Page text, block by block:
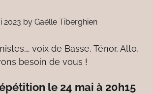
2023 by Gaëlle Tiberghien
voix de Basse, Ténor, Alto,
besoin de vous !
le 24 mai à 20h15